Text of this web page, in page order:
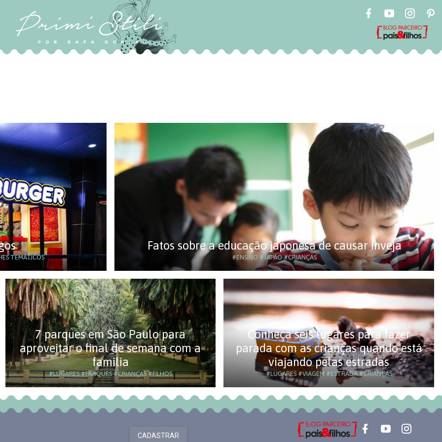
TEMÁTICOS
Fatos sobre a educação japonesa de causar inveja
#ENSINO #JAPÃO#CRIANÇAS
7 parques em São Paulo para
aproveitar o final de semana com a
família
#LUGARES#PARQUES#CRIANÇAS#FILHOS
Conheça seis lugares para fazer
parada com as crianças quando está
viajando pelas estradas
#LUGARES#VIAGEM #ESTRADA#CRIANÇAS
CADASTRAR